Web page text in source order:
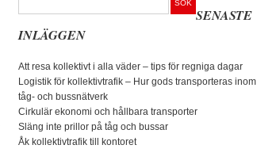
SENASTE
INLÄGGEN
Att resa kollektivt i alla väder – tips för regniga dagar
Logistik för kollektivtrafik – Hur gods transporteras inom
tåg- och bussnätverk
Cirkulär ekonomi och hållbara transporter
Släng inte prillor på tåg och bussar
Åk kollektivtrafik till kontoret